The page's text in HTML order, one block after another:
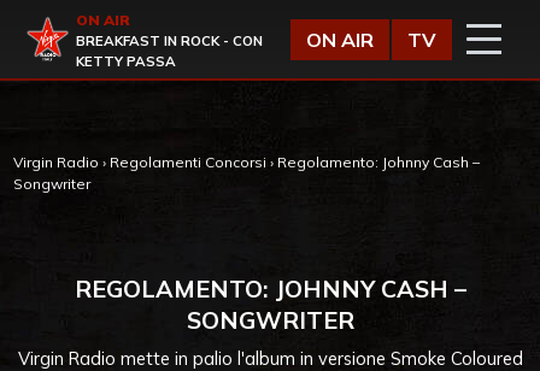
Virgin Radio
ON AIR
BREAKFAST IN ROCK - CON
KETTY PASSA
ON AIR TV
Virgin Radio › Regolamenti Concorsi › Regolamento: Johnny Cash –
Songwriter
REGOLAMENTO: JOHNNY CASH –
SONGWRITER
Virgin Radio mette in palio l'album in versione Smoke Coloured